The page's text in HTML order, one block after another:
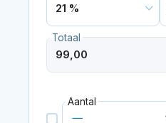
Totaal
Aantal